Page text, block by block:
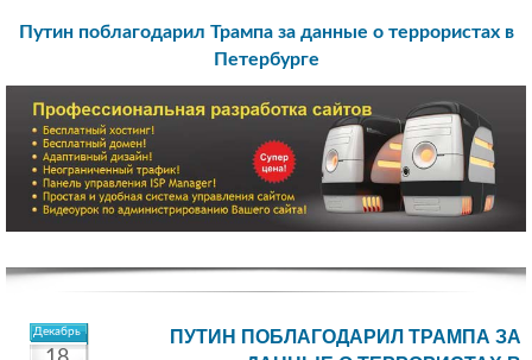
Путин поблагодарил Трампа за данные о террористах в
Петербурге
Декабрь
ПУТИН ПОБЛАГОДАРИЛ ТРАМПА ЗА